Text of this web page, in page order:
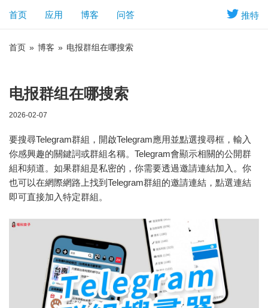
推特
首页 应用 博客 问答
首页 » 博客 » 电报群组在哪搜索
电报群组在哪搜索
2026-02-07
要搜尋Telegram群組，開啟Telegram應用並點選搜尋框，輸入
你感興趣的關鍵詞或群組名稱。Telegram會顯示相關的公開群
組和頻道。如果群組是私密的，你需要透過邀請連結加入。你
也可以在網際網路上找到Telegram群組的邀請連結，點選連結
即可直接加入特定群組。